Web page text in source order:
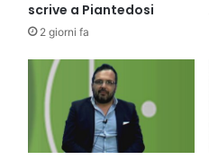
scrive a Piantedosi
2 giorni fa